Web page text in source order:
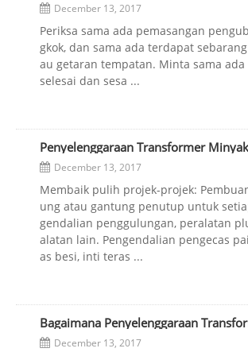
December 13, 2017
Periksa sama ada pemasangan
gkok, dan sama ada terdapat
au getaran tempatan. Minta sama
selesai dan sesa ...
Penyelenggaraan Transformer
December 13, 2017
Membaik pulih projek-projek:
ung atau gantung penutup untuk
gendalian penggulungan, peralatan
alatan lain. Pengendalian pengecas
as besi, inti teras ...
Bagaimana Penyelenggaraan
December 13, 2017